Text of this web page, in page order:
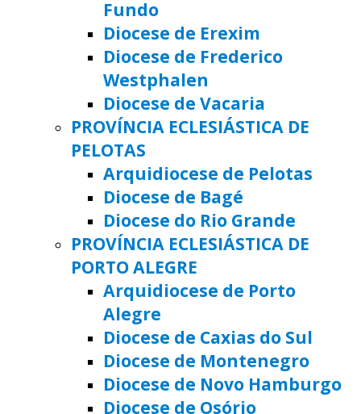
Fundo
Diocese de Erexim
Diocese de Frederico
Westphalen
Diocese de Vacaria
PROVÍNCIA ECLESIÁSTICA DE
PELOTAS
Arquidiocese de Pelotas
Diocese de Bagé
Diocese do Rio Grande
PROVÍNCIA ECLESIÁSTICA DE
PORTO ALEGRE
Arquidiocese de Porto
Alegre
Diocese de Caxias do Sul
Diocese de Montenegro
Diocese de Novo Hamburgo
Diocese de Osório